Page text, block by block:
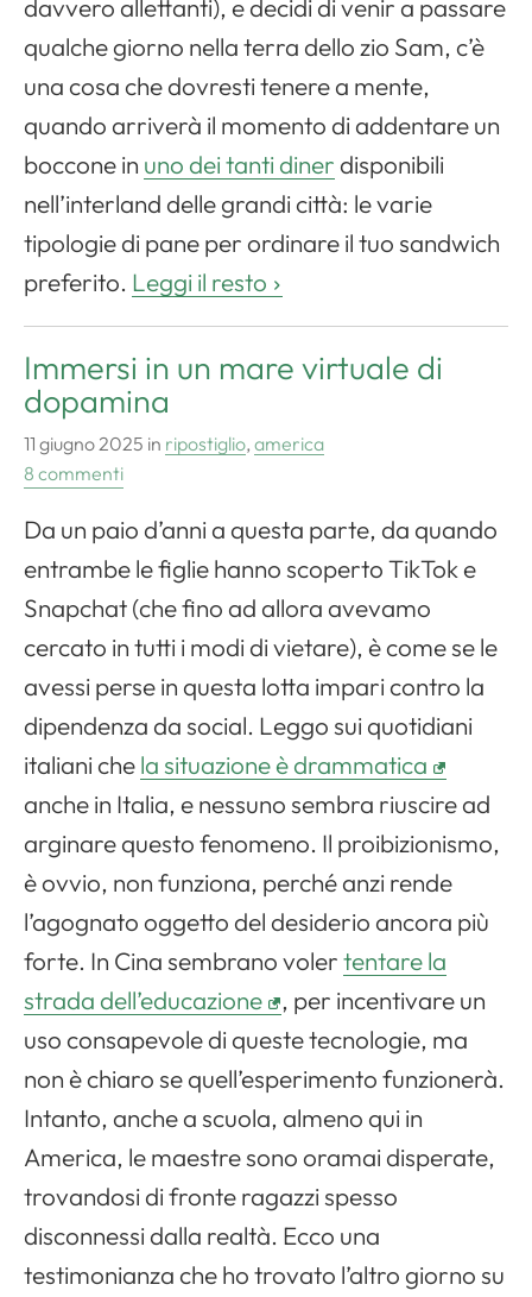
davvero allettanti), e decidi di venir a passare
qualche giorno nella terra dello zio Sam, c’è
una cosa che dovresti tenere a mente,
quando arriverà il momento di addentare un
boccone in uno dei tanti diner disponibili
nell’interland delle grandi città: le varie
tipologie di pane per ordinare il tuo sandwich
preferito. Leggi il resto
Immersi in un mare virtuale di
dopamina
11 giugno 2025 in ripostiglio, america
8 commenti
Da un paio d’anni a questa parte, da quando
entrambe le figlie hanno scoperto TikTok e
Snapchat (che fino ad allora avevamo
cercato in tutti i modi di vietare), è come se le
avessi perse in questa lotta impari contro la
dipendenza da social. Leggo sui quotidiani
italiani chela situazione è drammatica
anche in Italia, e nessuno sembra riuscire ad
arginare questo fenomeno. Il proibizionismo,
è ovvio, non funziona, perché anzi rende
l’agognato oggetto del desiderio ancora più
forte. In Cina sembrano volertentare la
strada dell’educazione
, per incentivare un
uso consapevole di queste tecnologie, ma
non è chiaro se quell’esperimento funzionerà.
Intanto, anche a scuola, almeno qui in
America, le maestre sono oramai disperate,
trovandosi di fronte ragazzi spesso
disconnessi dalla realtà. Ecco una
testimonianza che ho trovato l’altro giorno su